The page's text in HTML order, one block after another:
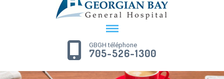
GBGH téléphone
705-526-1300